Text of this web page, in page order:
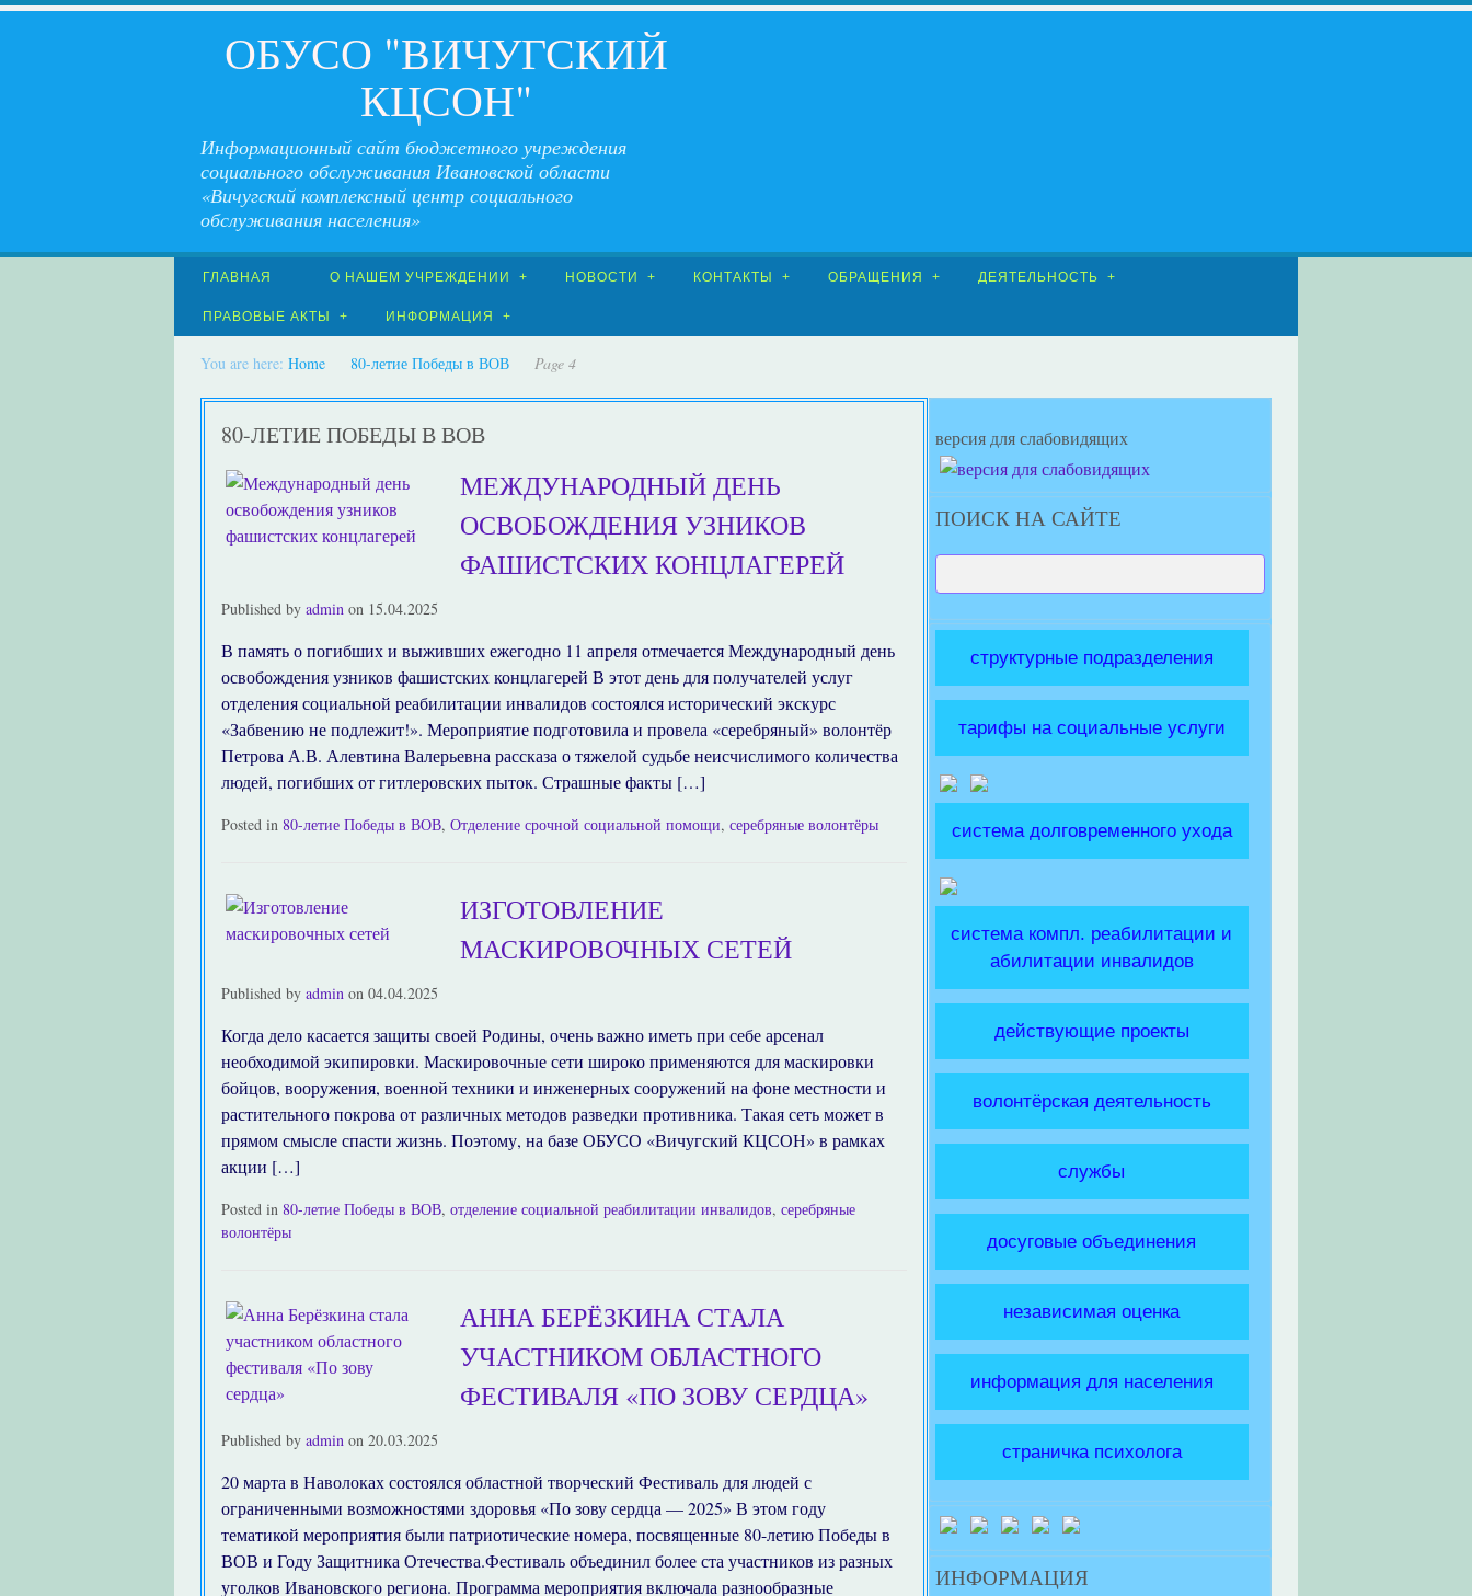
ОБУСО "ВИЧУГСКИЙ
КЦСОН"
Информационный сайт бюджетного учреждения
социального обслуживания Ивановской области
«Вичугский комплексный центр социального
обслуживания населения»
ГЛАВНАЯ О НАШЕМ УЧРЕЖДЕНИИ НОВОСТИ КОНТАКТЫ ОБРАЩЕНИЯ ДЕЯТЕЛЬНОСТЬ
ПРАВОВЫЕ АКТЫ ИНФОРМАЦИЯ
You are here: Home 80-летие Победы в ВОВ Page 4
80-ЛЕТИЕ ПОБЕДЫ В ВОВ
МЕЖДУНАРОДНЫЙ ДЕНЬ
ОСВОБОЖДЕНИЯ УЗНИКОВ
ФАШИСТСКИХ КОНЦЛАГЕРЕЙ
Published by adminon 15.04.2025
В память о погибших и выживших ежегодно 11 апреля отмечается Международный день
освобождения узников фашистских концлагерей В этот день для получателей услуг
отделения социальной реабилитации инвалидов состоялся исторический экскурс
«Забвению не подлежит!». Мероприятие подготовила и провела «серебряный» волонтёр
Петрова А.В. Алевтина Валерьевна рассказа о тяжелой судьбе неисчислимого количества
людей, погибших от гитлеровских пыток. Страшные факты […]
Posted in 80-летие Победы в ВОВ, Отделение срочной социальной помощи, серебряные волонтёры
ИЗГОТОВЛЕНИЕ
МАСКИРОВОЧНЫХ СЕТЕЙ
Published by adminon 04.04.2025
Когда дело касается защиты своей Родины, очень важно иметь при себе арсенал
необходимой экипировки. Маскировочные сети широко применяются для маскировки
бойцов, вооружения, военной техники и инженерных сооружений на фоне местности и
растительного покрова от различных методов разведки противника. Такая сеть может в
прямом смысле спасти жизнь. Поэтому, на базе ОБУСО «Вичугский КЦСОН» в рамках
акции […]
Posted in 80-летие Победы в ВОВ, отделение социальной реабилитации инвалидов, серебряные
волонтёры
АННА БЕРЁЗКИНА СТАЛА
УЧАСТНИКОМ ОБЛАСТНОГО
ФЕСТИВАЛЯ «ПО ЗОВУ СЕРДЦА»
Published by adminon 20.03.2025
20 марта в Наволоках состоялся областной творческий Фестиваль для людей с
ограниченными возможностями здоровья «По зову сердца — 2025» В этом году
тематикой мероприятия были патриотические номера, посвященные 80-летию Победы в
ВОВ и Году Защитника Отечества.Фестиваль объединил более ста участников из разных
уголков Ивановского региона. Программа мероприятия включала разнообразные
версия для слабовидящих
ПОИСК НА САЙТЕ
структурные подразделения
тарифы на социальные услуги
система долговременного ухода
система компл. реабилитации и
абилитации инвалидов
действующие проекты
волонтёрская деятельность
службы
досуговые объединения
независимая оценка
информация для населения
страничка психолога
ИНФОРМАЦИЯ